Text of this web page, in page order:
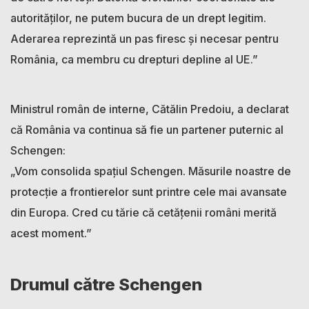
autorităților, ne putem bucura de un drept legitim.
Aderarea reprezintă un pas firesc și necesar pentru
România, ca membru cu drepturi depline al UE.”
Ministrul român de interne, Cătălin Predoiu, a declarat
că România va continua să fie un partener puternic al
Schengen:
„Vom consolida spațiul Schengen. Măsurile noastre de
protecție a frontierelor sunt printre cele mai avansate
din Europa. Cred cu tărie că cetățenii români merită
acest moment.”
Drumul către Schengen